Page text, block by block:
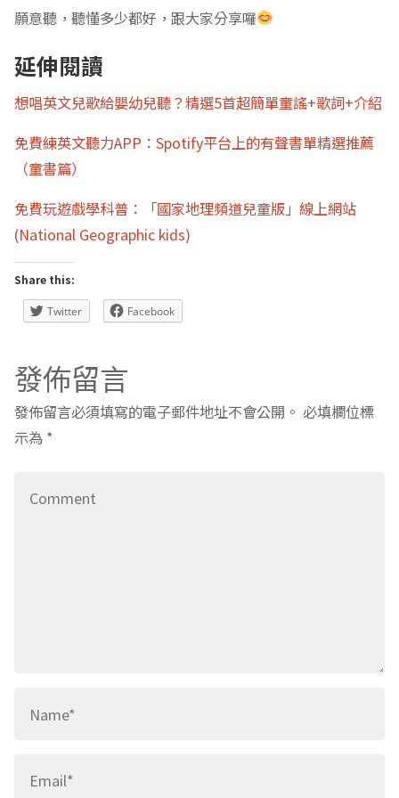
願意聽，聽懂多少都好，跟大家分享囉
延伸閱讀
想唱英文兒歌給嬰幼兒聽？精選5首超簡單童謠+歌詞+介紹
免費練英文聽力APP：Spotify平台上的有聲書單精選推薦
（童書篇）
免費玩遊戲學科普：「國家地理頻道兒童版」線上網站
(National Geographic kids)
Share this:
Twitter Facebook
發佈留言
發佈留言必須填寫的電子郵件地址不會公開。 必填欄位標
示為 *